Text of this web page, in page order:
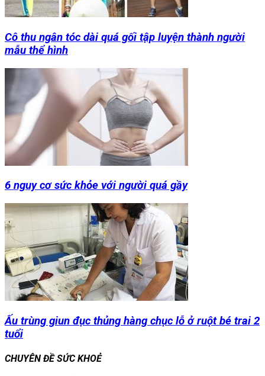
Cô thu ngân tóc dài quá gối tập luyện thành người
mẫu thể hình
6 nguy cơ sức khỏe với người quá gầy
Ấu trùng giun đục thủng hàng chục lỗ ở ruột bé trai 2
tuổi
CHUYÊN ĐỀ SỨC KHOẺ